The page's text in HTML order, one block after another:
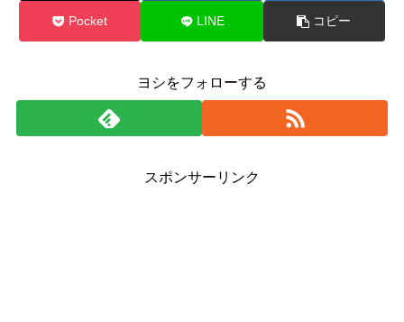
Pocket LINE コピー
ヨシをフォローする
スポンサーリンク